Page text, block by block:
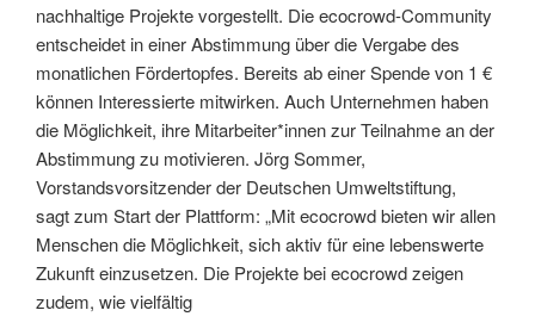
nachhaltige Projekte vorgestellt. Die ecocrowd-Community
entscheidet in einer Abstimmung über die Vergabe des
monatlichen Fördertopfes. Bereits ab einer Spende von 1 €
können Interessierte mitwirken. Auch Unternehmen haben
die Möglichkeit, ihre Mitarbeiter*innen zur Teilnahme an der
Abstimmung zu motivieren. Jörg Sommer,
Vorstandsvorsitzender der Deutschen Umweltstiftung,
sagt zum Start der Plattform: „Mit ecocrowd bieten wir allen
Menschen die Möglichkeit, sich aktiv für eine lebenswerte
Zukunft einzusetzen. Die Projekte bei ecocrowd zeigen
zudem, wie vielfältig